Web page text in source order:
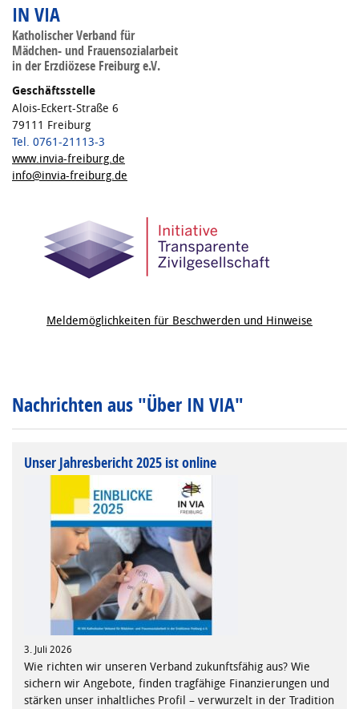
IN VIA
Katholischer Verband für
Mädchen- und Frauensozialarbeit
in der Erzdiözese Freiburg e.V.
Geschäftsstelle
Alois-Eckert-Straße 6
79111 Freiburg
Tel. 0761-21113-3
www.invia-freiburg.de
info@invia-freiburg.de
Meldemöglichkeiten für Beschwerden und Hinweise
Nachrichten aus "Über IN VIA"
Unser Jahresbericht 2025 ist online
3. Juli 2026
Wie richten wir unseren Verband zukunftsfähig aus? Wie
sichern wir Angebote, finden tragfähige Finanzierungen und
stärken unser inhaltliches Profil – verwurzelt in der Tradition